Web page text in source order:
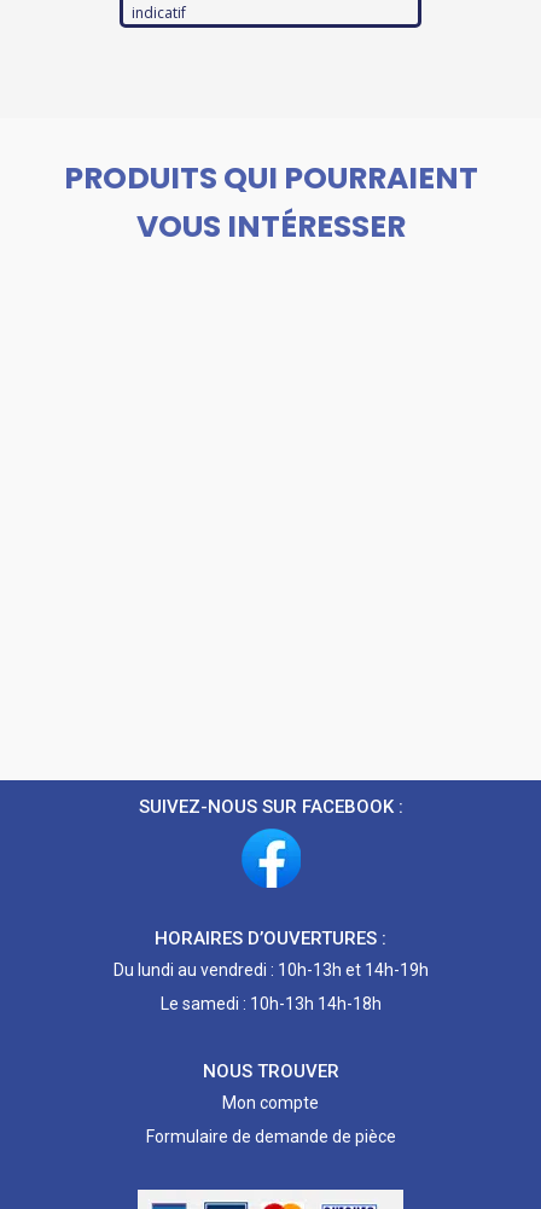
indicatif
PRODUITS QUI POURRAIENT
VOUS INTÉRESSER
SUIVEZ-NOUS SUR FACEBOOK :
HORAIRES D’OUVERTURES :
Du lundi au vendredi : 10h-13h et 14h-19h
Le samedi : 10h-13h 14h-18h
NOUS TROUVER
Mon compte
Formulaire de demande de pièce